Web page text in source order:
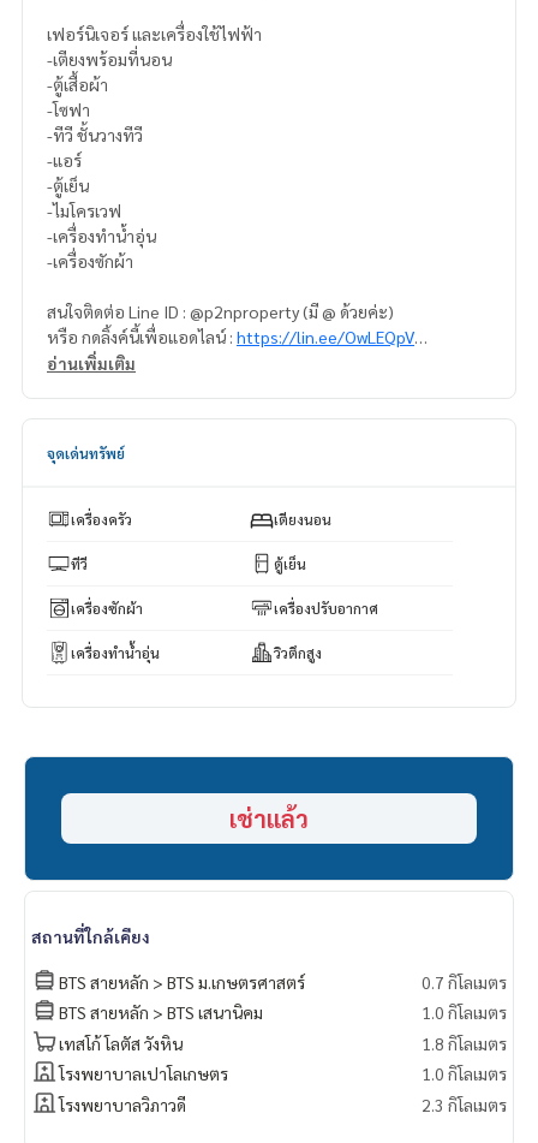
เฟอร์นิเจอร์ และเครื่องใช้ไฟฟ้า
-เตียงพร้อมที่นอน
-ตู้เสื้อผ้า
-โซฟา
-ทีวี ชั้นวางทีวี
-แอร์
-ตู้เย็น
-ไมโครเวฟ
-เครื่องทำน้ำอุ่น
-เครื่องซักผ้า
สนใจติดต่อ Line ID : @p2nproperty (มี @ ด้วยค่ะ)
หรือ กดลิ้งค์นี้เพื่อแอดไลน์ : https://lin.ee/OwLEQpV
* มีให้เลือกอีกหลายห้อง หลายโครงการค่ะ
Facebook Fanpage : P2N Property
ด ทั่วกรุงเทพฯ
อ่านเพิ่มเติม
จุดเด่นทรัพย์
เครื่องครัว เตียงนอน
ทีวี ตู้เย็น
เครื่องซักผ้า เครื่องปรับอากาศ
เครื่องทำน้ำอุ่น วิวตึกสูง
เช่าแล้ว
สถานที่ใกล้เคียง
BTS สายหลัก > BTS ม.เกษตรศาสตร์
0.7 กิโลเมตร
BTS สายหลัก > BTS เสนานิคม
1.0 กิโลเมตร
เทสโก้ โลตัส วังหิน
1.8 กิโลเมตร
โรงพยาบาลเปาโลเกษตร
1.0 กิโลเมตร
โรงพยาบาลวิภาวดี
2.3 กิโลเมตร